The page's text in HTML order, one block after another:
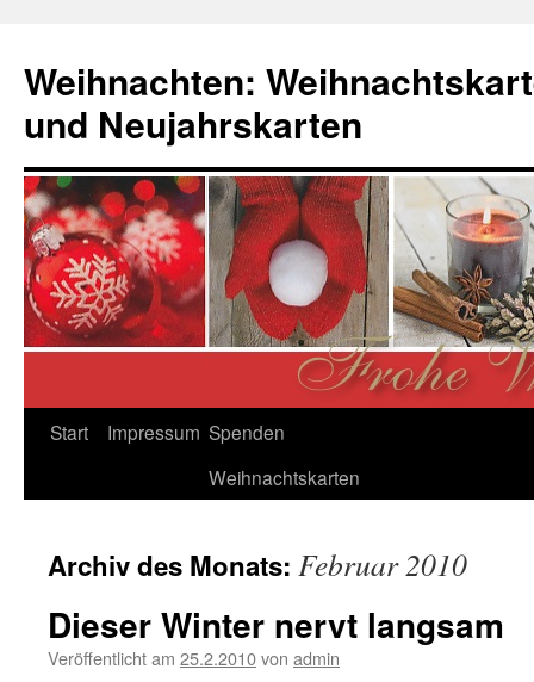
springen
Weihnachten:
und Neujahrskarten
Start Impressum Spenden
Weihnachtskarten
Archiv des Monats: Februar 2010
Dieser Winter nervt langsam
Veröffentlicht am 25.2.2010von admin